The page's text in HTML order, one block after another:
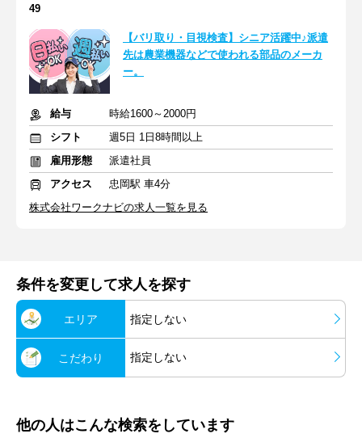
49
【バリ取り・目視検査】シニア活躍中♪派遣
先は農業機器などで使われる部品のメーカ
ー。
給与
時給1600～2000円
シフト
週5日 1日8時間以上
雇用形態
派遣社員
アクセス
忠岡駅 車4分
株式会社ワークナビの求人一覧を見る
条件を変更して求人を探す
エリア 指定しない
こだわり 指定しない
他の人はこんな検索をしています